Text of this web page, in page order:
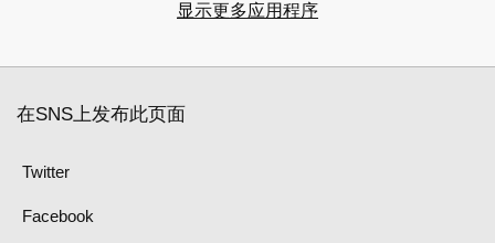
显示更多应用程序
在SNS上发布此页面
Twitter
Facebook